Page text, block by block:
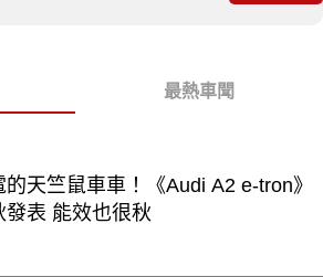
最熱車聞
的天竺鼠車車！《Audi A2 e-tron》
發表 能效也很秋